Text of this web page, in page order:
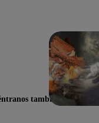
también en